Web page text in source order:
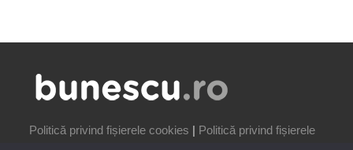
Politică privind fișierele cookies | Politică privind fișierele